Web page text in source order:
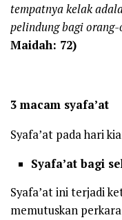
tempatnya kelak
pelindung bagi
Maidah: 72)
3 macam syafa’at
Syafa’at pada hari
Syafa’at bagi
Syafa’at ini terjadi
memutuskan